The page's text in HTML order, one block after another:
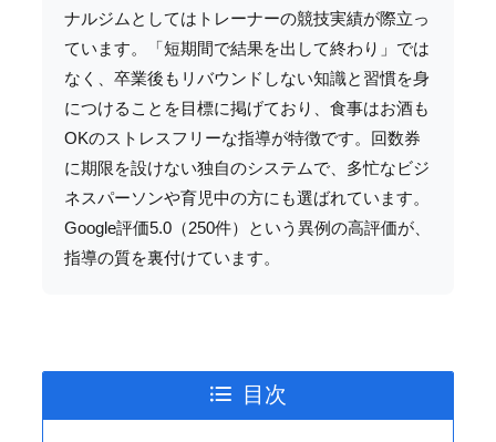
ナルジムとしてはトレーナーの競技実績が際立っ
ています。「短期間で結果を出して終わり」では
なく、卒業後もリバウンドしない知識と習慣を身
につけることを目標に掲げており、食事はお酒も
OKのストレスフリーな指導が特徴です。回数券
に期限を設けない独自のシステムで、多忙なビジ
ネスパーソンや育児中の方にも選ばれています。
Google評価5.0（250件）という異例の高評価が、
指導の質を裏付けています。
目次